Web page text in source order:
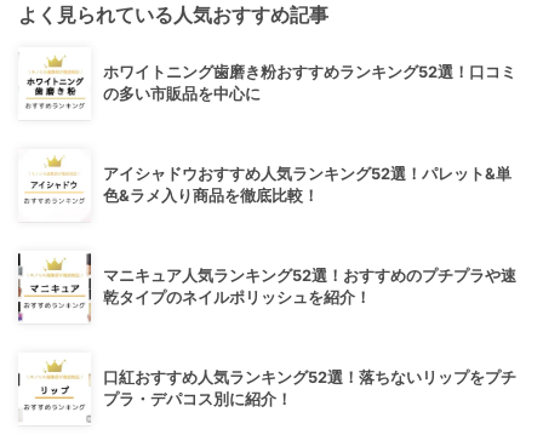
よく見られている人気おすすめ記事
ホワイトニング歯磨き粉おすすめランキング52選！口コミ
の多い市販品を中心に
アイシャドウおすすめ人気ランキング52選！パレット&単
色&ラメ入り商品を徹底比較！
マニキュア人気ランキング52選！おすすめのプチプラや速
乾タイプのネイルポリッシュを紹介！
口紅おすすめ人気ランキング52選！落ちないリップをプチ
プラ・デパコス別に紹介！